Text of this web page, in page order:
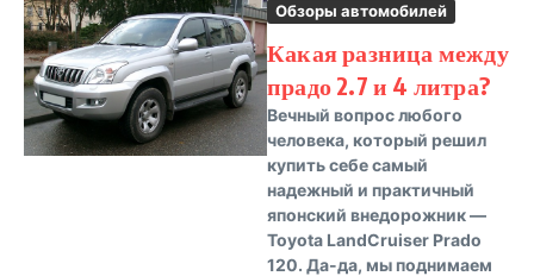
Обзоры автомобилей
Какая разница между
прадо 2.7 и 4 литра?
Вечный вопрос любого
человека, который решил
купить себе самый
надежный и практичный
японский внедорожник —
Toyota LandCruiser Prado
120. Да-да, мы поднимаем